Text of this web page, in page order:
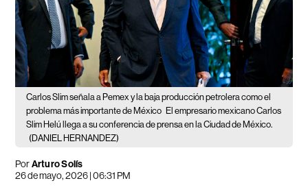
Carlos Slim señala a Pemex y la baja producción petrolera como el
problema más importante de México El empresario mexicano Carlos
Slim Helú llega a su conferencia de prensa en la Ciudad de México.
(DANIEL HERNANDEZ)
PorArturo Solís
26 de mayo, 2026 | 06:31 PM